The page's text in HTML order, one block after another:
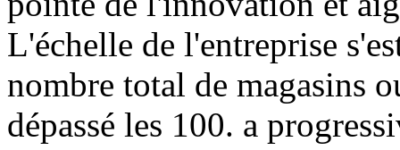
L'échelle de l'entreprise
nombre total de magasins
dépassé les 100. a